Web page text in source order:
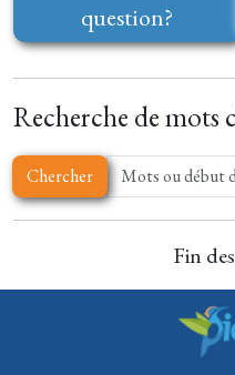
question?
Recherche de mots
Chercher
Fin